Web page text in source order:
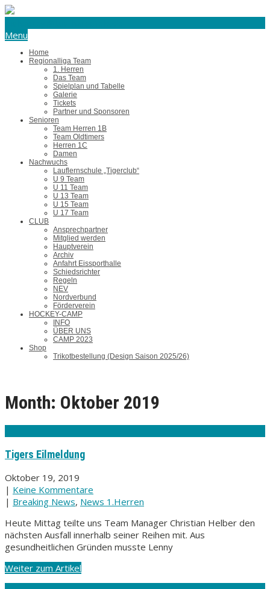
Menu
Home
Regionalliga Team
1. Herren
Das Team
Spielplan und Tabelle
Galerie
Tickets
Partner und Sponsoren
Senioren
Team Herren 1B
Team Oldtimers
Herren 1C
Damen
Nachwuchs
Lauflernschule „Tigerclub“
U 9 Team
U 11 Team
U 13 Team
U 15 Team
U 17 Team
CLUB
Ansprechpartner
Mitglied werden
Hauptverein
Archiv
Anfahrt Eissporthalle
Schiedsrichter
Regeln
NEV
Nordverbund
Förderverein
HOCKEY-CAMP
INFO
ÜBER UNS
CAMP 2023
Shop
Trikotbestellung (Design Saison 2025/26)
Month: Oktober 2019
Tigers Eilmeldung
Oktober 19, 2019
| Keine Kommentare
| Breaking News, News 1.Herren
Heute Mittag teilte uns Team Manager Christian Helber den
nächsten Ausfall innerhalb seiner Reihen mit. Aus
gesundheitlichen Gründen musste Lenny
Weiter zum Artikel